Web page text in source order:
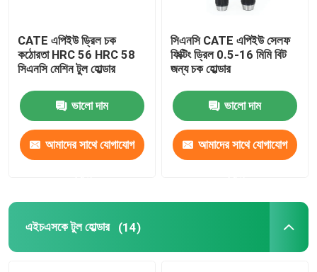
CATE এপিইউ ড্রিল চক
কঠোরতা HRC 56 HRC 58
সিএনসি মেশিন টুল হোল্ডার
ভালো দাম
আমাদের সাথে যোগাযোগ
সিএনসি CATE এপিইউ সেলফ
ফিক্টিং ড্রিল 0.5-16 মিমি বিট
জন্য চক হোল্ডার
ভালো দাম
আমাদের সাথে যোগাযোগ
এইচএসকে টুল হোল্ডার (14)